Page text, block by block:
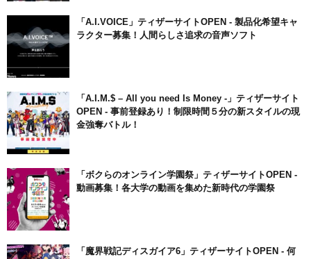
「A.I.VOICE」ティザーサイトOPEN ‐ 製品化希望キャ
ラクター募集！人間らしさ追求の音声ソフト
「A.I.M.$ – All you need Is Money -」ティザーサイト
OPEN ‐ 事前登録あり！制限時間５分の新スタイルの現
金強奪バトル！
「ボクらのオンライン学園祭」ティザーサイトOPEN ‐
動画募集！各大学の動画を集めた新時代の学園祭
「魔界戦記ディスガイア6」ティザーサイトOPEN ‐ 何